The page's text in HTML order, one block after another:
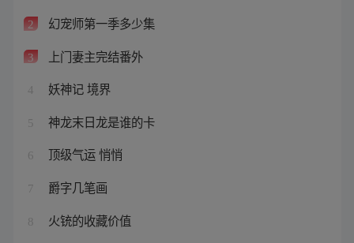
2 幻宠师第一季多少集
3 上门妻主完结番外
4 妖神记 境界
5 神龙末日龙是谁的卡
6 顶级气运 悄悄
7 爵字几笔画
8 火铳的收藏价值